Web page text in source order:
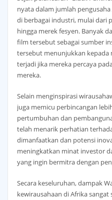
nyata dalam jumlah
di berbagai industri, mulai dari
hingga merek fesyen. Banyak
film tersebut sebagai sumber
tersebut menunjukkan kepada
terjadi jika mereka percaya
mereka.
Selain menginspirasi
juga memicu perbincangan
pertumbuhan dan
telah menarik perhatian
dimanfaatkan dan potensi
meningkatkan minat investor
yang ingin bermitra dengan
Secara keseluruhan, dampak
kewirausahaan di Afrika